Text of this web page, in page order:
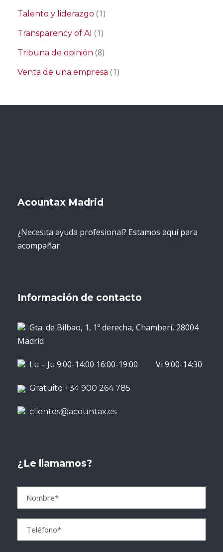
Talento y liderazgo (1)
Transparency of AI (1)
Tribuna de opinión (8)
Venta de una empresa (1)
Acountax Madrid
¿Necesita ayuda profesional? Estamos aquí para
acompañar
Información de contacto
Gta. de Bilbao, 1, 1º derecha, Chamberí, 28004
Madrid
Lu – Ju 9:00-14:00 16:00-19:00 Vi 9:00-14:30
Gratuito +34 900 264 785
clientes@acountax.es
¿Le llamamos?